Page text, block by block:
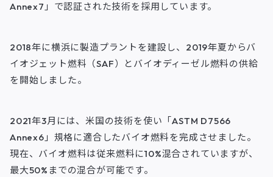
Annex7」で認証された技術を採用しています。
2018年に横浜に製造プラントを建設し、2019年夏からバ
イオジェット燃料（SAF）とバイオディーゼル燃料の供給
を開始しました。
2021年3月には、米国の技術を使い「ASTM D7566
Annex6」規格に適合したバイオ燃料を完成させました。
現在、バイオ燃料は従来燃料に10%混合されていますが、
最大50%までの混合が可能です。